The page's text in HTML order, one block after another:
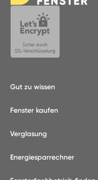
Gut zu wissen
Fenster kaufen
Verglasung
Energiesparrechner